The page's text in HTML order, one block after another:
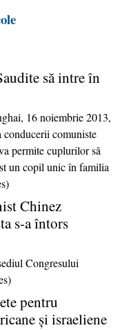
să intre în
Chinez
s-a întors
pentru
şi israeliene